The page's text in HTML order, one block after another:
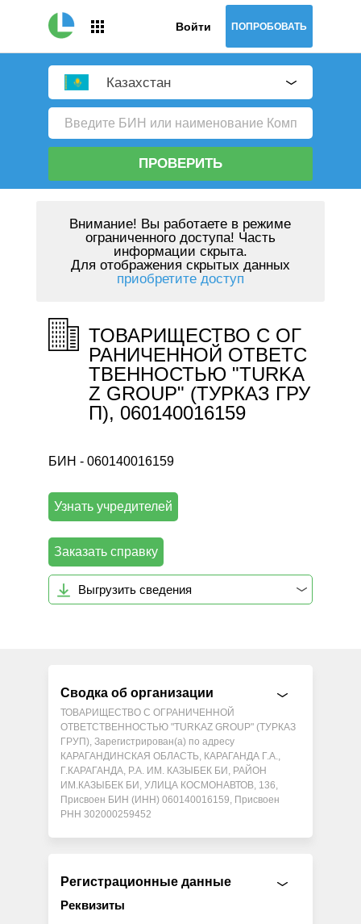
Войти ПОПРОБОВАТЬ
Казахстан
ПРОВЕРИТЬ
Внимание! Вы работаете в режиме
ограниченного доступа! Часть
информации скрыта.
Для отображения скрытых данных
приобретите доступ
ТОВАРИЩЕСТВО С ОГ
РАНИЧЕННОЙ ОТВЕТС
ТВЕННОСТЬЮ "TURKA
Z GROUP" (ТУРКАЗ ГРУ
П), 060140016159
БИН - 060140016159
Узнать учредителей
Заказать справку
Выгрузить сведения
Сводка об организации
ТОВАРИЩЕСТВО С ОГРАНИЧЕННОЙ
ОТВЕТСТВЕННОСТЬЮ "TURKAZ GROUP" (ТУРКАЗ
ГРУП), Зарегистрирован(а) по адресу
КАРАГАНДИНСКАЯ ОБЛАСТЬ, КАРАГАНДА Г.А.,
Г.КАРАГАНДА, Р.А. ИМ. КАЗЫБЕК БИ, РАЙОН
ИМ.КАЗЫБЕК БИ, УЛИЦА КОСМОНАВТОВ, 136,
Присвоен БИН (ИНН) 060140016159, Присвоен
РНН 302000259452
Регистрационные данные
Реквизиты